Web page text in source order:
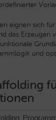
eignen sich
das Erzeugen
und